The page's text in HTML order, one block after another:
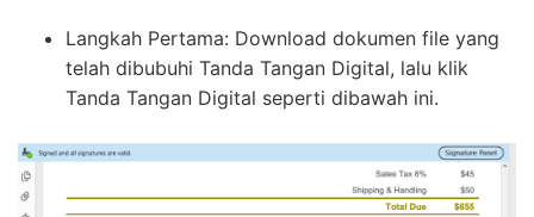
Langkah Pertama: Download dokumen file yang
telah dibubuhi Tanda Tangan Digital, lalu klik
Tanda Tangan Digital seperti dibawah ini.